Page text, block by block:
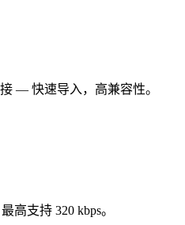
— 快速导入，高兼容性。
高支持 320 kbps。